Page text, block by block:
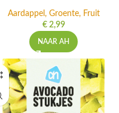
Aardappel, Groente, Fruit
€2,99
NAAR AH